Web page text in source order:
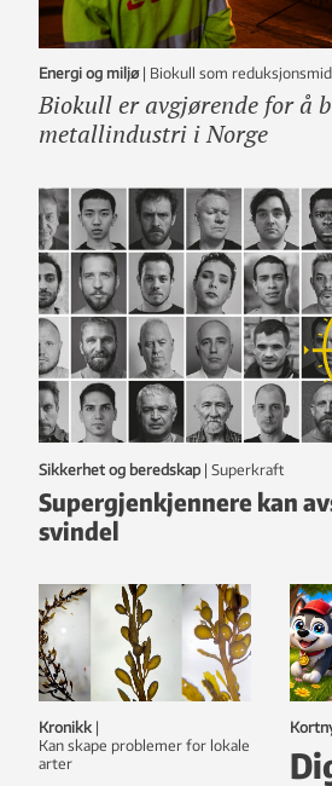
Energi og miljø | Biokull som
Biokull er avgjørende for å
metallindustri i Norge
Sikkerhet og beredskap | Superkraft
Supergjenkjennere kan
svindel
Kronikk |
Kan skape problemer for lokale
arter